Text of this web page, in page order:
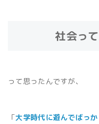
社会っ
って思ったんですが、
「大学時代に遊んでばっ